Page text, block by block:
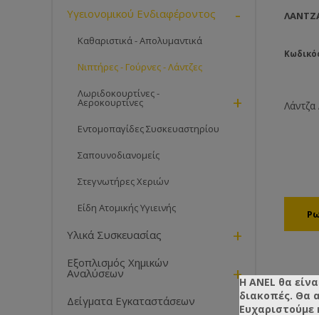
Υγειονομικού Ενδιαφέροντος -
Καθαριστικά - Απολυμαντικά
Νιπτήρες - Γούρνες - Λάντζες
Λωριδοκουρτίνες -
Αεροκουρτίνες +
Εντομοπαγίδες Συσκευαστηρίου
Σαπουνοδιανομείς
Στεγνωτήρες Χεριών
Είδη Ατομικής Υγιεινής
Υλικά Συσκευασίας +
Εξοπλισμός Χημικών
Αναλύσεων +
Δείγματα Εγκαταστάσεων
Η ANEL θα
διακοπές. Θα
Ευχαριστούμε